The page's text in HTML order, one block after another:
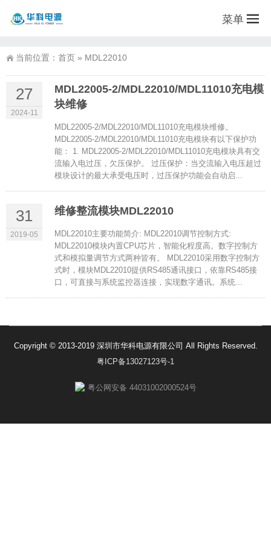
菜单
当前位置： 首页 » MDL22010
27
2024-11
MDL22005-2/MDL22010/MDL11010充电模
块维修
MDL22005-2/MDL22010/MDL11010充电模块维修。
MDL22005-2/MDL22010/MDL11010充电模块有以下保护功
能： 1. MDL22005-2/MDL22010/MDL11010充电模块具有交
流输入电过压，欠压保护。 过压保护：当交流输入电压超过
模块设计的最大承受电压时，过压保护功能会自动启...
31
2019-05
维修整流模块MDL22010
MDL22010主要功能简介: MDL22010调节控制方式:
MDL22010模块内置CPU芯片，智能化程度高。数字控制方
式和模拟量调节方式两种皆有。 MDL22010采用数字控制方
式时，模块MDL22010提供RS485通讯接口，依靠RS485接
口，可直接与系统监控器连接，实现数字通讯。系统...
Copyright © 2013-2019 深圳市华科电源有限公司 All Rights Reserved.
粤ICP备13027123号-1
粤公网安备 44031002000524号